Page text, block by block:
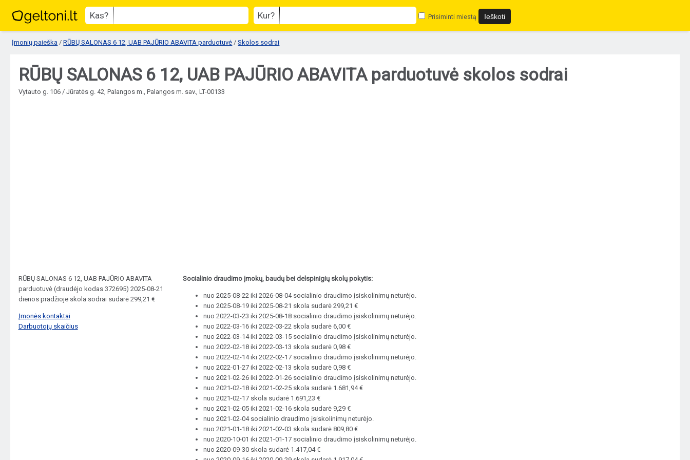
Kas? Kur? Prisiminti miestą
Įmonių paieška /RŪBŲ SALONAS 6 12, UAB PAJŪRIO ABAVITA parduotuvė /Skolos sodrai
RŪBŲ SALONAS 6 12, UAB PAJŪRIO ABAVITA parduotuvė skolos sodrai
Vytauto g. 106 / Jūratės g. 42, Palangos m., Palangos m. sav., LT-00133
RŪBŲ SALONAS 6 12, UAB PAJŪRIO ABAVITA
parduotuvė (draudėjo kodas 372695) 2025-08-21
dienos pradžioje skola sodrai sudarė 299,21 €
Įmonės kontaktai
Darbuotojų skaičius
Socialinio draudimo įmokų, baudų bei delspinigių skolų pokytis:
nuo 2025-08-22 iki 2026-08-04 socialinio draudimo įsiskolinimų neturėjo.
nuo 2025-08-19 iki 2025-08-21 skola sudarė 299,21 €
nuo 2022-03-23 iki 2025-08-18 socialinio draudimo įsiskolinimų neturėjo.
nuo 2022-03-16 iki 2022-03-22 skola sudarė 6,00 €
nuo 2022-03-14 iki 2022-03-15 socialinio draudimo įsiskolinimų neturėjo.
nuo 2022-02-18 iki 2022-03-13 skola sudarė 0,98 €
nuo 2022-02-14 iki 2022-02-17 socialinio draudimo įsiskolinimų neturėjo.
nuo 2022-01-27 iki 2022-02-13 skola sudarė 0,98 €
nuo 2021-02-26 iki 2022-01-26 socialinio draudimo įsiskolinimų neturėjo.
nuo 2021-02-18 iki 2021-02-25 skola sudarė 1.681,94 €
nuo 2021-02-17 skola sudarė 1.691,23 €
nuo 2021-02-05 iki 2021-02-16 skola sudarė 9,29 €
nuo 2021-02-04 socialinio draudimo įsiskolinimų neturėjo.
nuo 2021-01-18 iki 2021-02-03 skola sudarė 809,80 €
nuo 2020-10-01 iki 2021-01-17 socialinio draudimo įsiskolinimų neturėjo.
nuo 2020-09-30 skola sudarė 1.417,04 €